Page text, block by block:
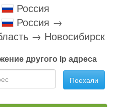
Россия
Россия →
→ Новосибирск
другого ip адреса
Поехали